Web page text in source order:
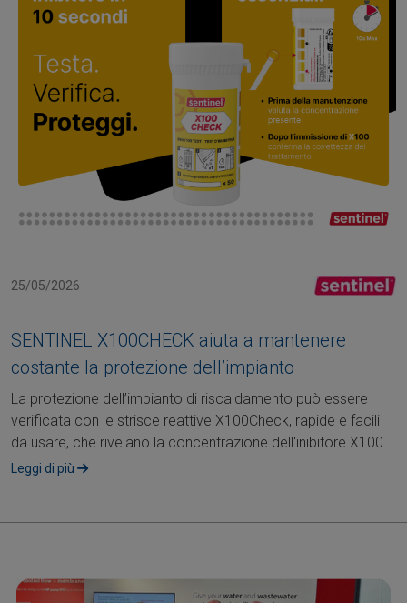
25/05/2026
SENTINEL X100CHECK aiuta a mantenere
costante la protezione dell’impianto
La protezione dell’impianto di riscaldamento può essere
verificata con le strisce reattive X100Check, rapide e facili
da usare, che rivelano la concentrazione dell'inibitore X100
Inibitore,....
Leggi di più